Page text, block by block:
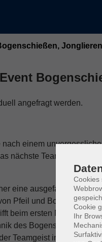
angefragt werden.
einem
nächste Team-Event?
eine ausgefallene Idee
Pfeil und Bogen auf
beim ersten Mal sofort
des Bogenschießen
Teamgeist innerhalb der
Cookies
Cookie
Ihr